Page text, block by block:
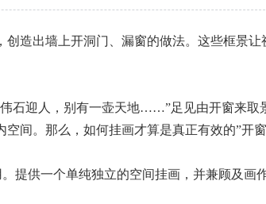
造出墙上开洞门、漏窗的做法。这些框景让
石迎人，别有一壶天地……”足见由开窗来取
间。那么，如何挂画才算是真正有效的”开窗
提供一个单纯独立的空间挂画，并兼顾及画